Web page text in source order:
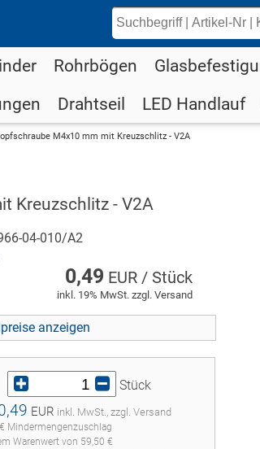
Rohrbögen
Drahtseil LED Handlauf
M4x10 mm mit Kreuzschlitz - V2A
Kreuzschlitz - V2A
04-010/A2
0,49 EUR / Stück
inkl. 19% MwSt. zzgl. Versand
Stück
EUR inkl. MwSt., zzgl. Versand
Mindermengenzuschlag
Warenwert von 59,50 €